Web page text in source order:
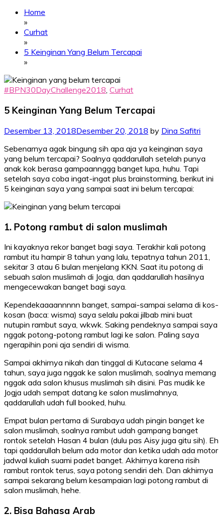
Home
»
Curhat
»
5 Keinginan Yang Belum Tercapai
»
#BPN30DayChallenge2018, Curhat
5 Keinginan Yang Belum Tercapai
Desember 13, 2018Desember 20, 2018 by Dina Safitri
Sebenarnya agak bingung sih apa aja ya keinginan saya
yang belum tercapai? Soalnya qaddarullah setelah punya
anak kok berasa gampaannggg banget lupa, huhu. Tapi
setelah saya coba ingat-ingat plus brainstorming, berikut ini
5 keinginan saya yang sampai saat ini belum tercapai:
1. Potong rambut di salon muslimah
Ini kayaknya rekor banget bagi saya. Terakhir kali potong
rambut itu hampir 8 tahun yang lalu, tepatnya tahun 2011,
sekitar 3 atau 6 bulan menjelang KKN. Saat itu potong di
sebuah salon muslimah di Jogja, dan qaddarullah hasilnya
mengecewakan banget bagi saya.
Kependekaaaannnnn banget, sampai-sampai selama di kos-
kosan (baca: wisma) saya selalu pakai jilbab mini buat
nutupin rambut saya, wkwk. Saking pendeknya sampai saya
nggak potong-potong rambut lagi ke salon. Paling saya
ngerapihin poni aja sendiri di wisma.
Sampai akhirnya nikah dan tinggal di Kutacane selama 4
tahun, saya juga nggak ke salon muslimah, soalnya memang
nggak ada salon khusus muslimah sih disini. Pas mudik ke
Jogja udah sempat datang ke salon muslimahnya,
qaddarullah udah full booked, huhu.
Empat bulan pertama di Surabaya udah pingin banget ke
salon muslimah, soalnya rambut udah gampang banget
rontok setelah Hasan 4 bulan (dulu pas Aisy juga gitu sih). Eh
tapi qaddarullah belum ada motor dan ketika udah ada motor
jadwal kuliah suami padet banget. Akhirnya karena risih
rambut rontok terus, saya potong sendiri deh. Dan akhirnya
sampai sekarang belum kesampaian lagi potong rambut di
salon muslimah, hehe.
2. Bisa Bahasa Arab